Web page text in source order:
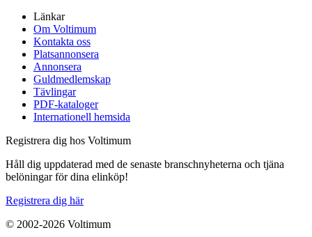
Länkar
Om Voltimum
Kontakta oss
Platsannonsera
Annonsera
Guldmedlemskap
Tävlingar
PDF-kataloger
Internationell hemsida
Registrera dig hos Voltimum
Håll dig uppdaterad med de senaste branschnyheterna och tjäna
belöningar för dina elinköp!
Registrera dig här
© 2002-2026 Voltimum